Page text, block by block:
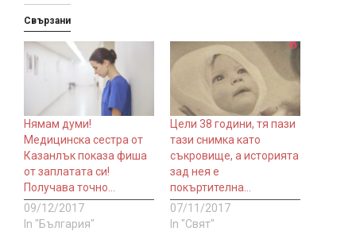
Свързани
Нямам думи!
Медицинска сестра от
Казанлък показа фиша
от заплатата си!
Получава точно…
09/12/2017
In "България"
Цели 38 години, тя пази
тази снимка като
съкровище, а историята
зад нея е
покъртителна…
07/11/2017
In "Свят"